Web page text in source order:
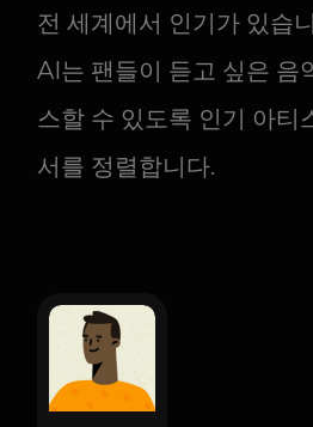
전 세계에서 인기가 있습
AI는 팬들이 듣고 싶은 음
스할 수 있도록 인기 아티
서를 정렬합니다.